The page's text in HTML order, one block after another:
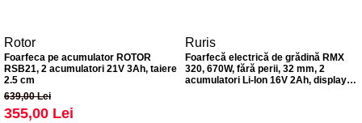
Rotor
Foarfeca pe acumulator ROTOR
RSB21, 2 acumulatori 21V 3Ah, taiere
2.5 cm
639,00 Lei
355,00 Lei
Ruris
Foarfecă electrică de grădină RMX
320, 670W, fără perii, 32 mm, 2
acumulatori Li-Ion 16V 2Ah, display